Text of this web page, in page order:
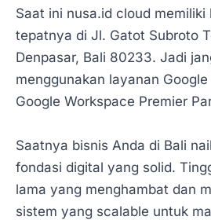
Saat ini nusa.id cloud memiliki
tepatnya di Jl. Gatot Subroto
Denpasar, Bali 80233. Jadi
menggunakan layanan
Google Workspace Premier
Saatnya bisnis Anda di Bali
fondasi digital yang solid.
lama yang menghambat dan
sistem yang scalable untuk